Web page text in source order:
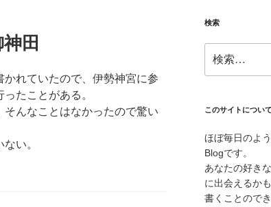
田
れていたので、伊勢神宮に参
たことがある。
んなことはなかったので驚い
い。
検索
索:
このサイトについて
ほぼ毎日のよ
Blogです。
あなたの好き
に出会えるか
書くことので